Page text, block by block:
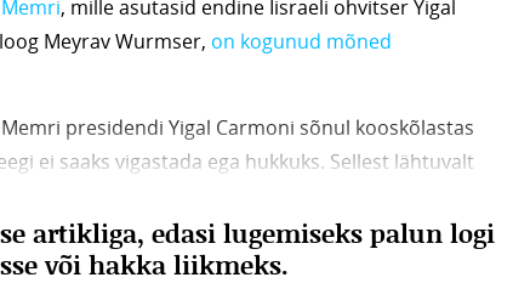
Memri, mille asutasid endine Iisraeli ohvitser Yigal
Meyrav Wurmser, on kogunud mõned
Memri presidendi Yigal Carmoni sõnul kooskõlastas
ei saaks vigastada ega hukkuks. Sellest lähtuvalt
ka Iis
artikliga, edasi lugemiseks palun logi
või hakka liikmeks.